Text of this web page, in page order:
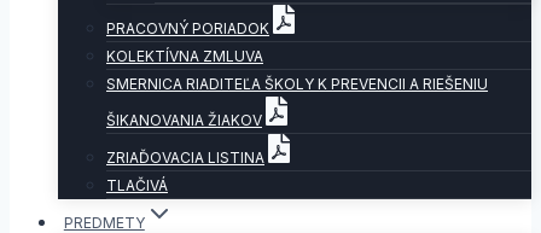
PRACOVNÝ PORIADOK
KOLEKTÍVNA ZMLUVA
SMERNICA RIADITEĽA ŠKOLY K PREVENCII A RIEŠENIU
ŠIKANOVANIA ŽIAKOV
ZRIAĎOVACIA LISTINA
TLAČIVÁ
PREDMETY